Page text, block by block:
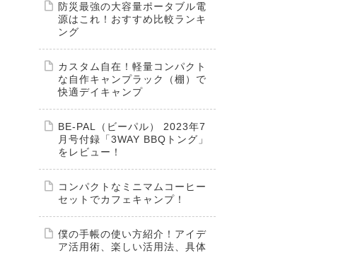
防災最強の大容量ポータブル電
源はこれ！おすすめ比較ランキ
ング
カスタム自在！軽量コンパクト
な自作キャンプラック（棚）で
快適デイキャンプ
BE-PAL（ビーパル） 2023年7
月号付録「3WAY BBQトング」
をレビュー！
コンパクトなミニマムコーヒー
セットでカフェキャンプ！
僕の手帳の使い方紹介！アイデ
ア活用術、楽しい活用法、具体